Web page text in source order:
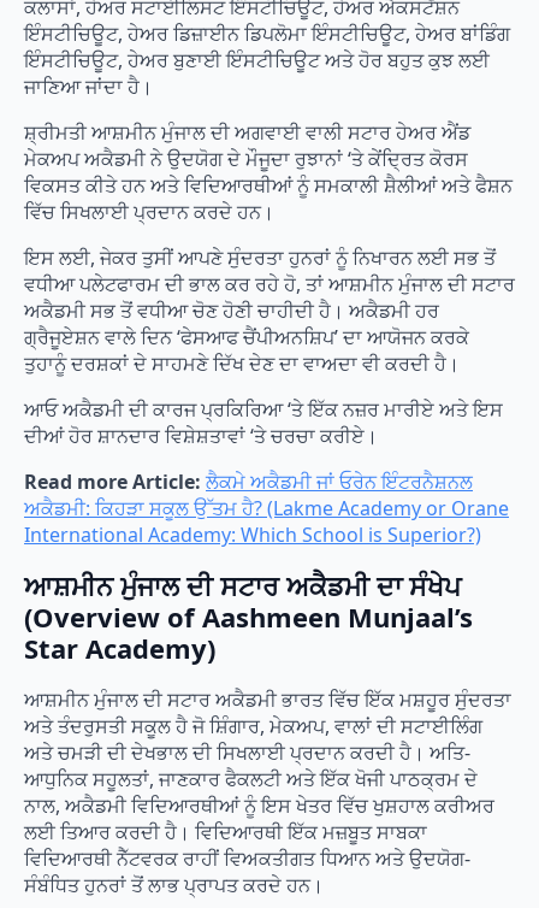
ਕਲਾਸਾਂ, ਹੇਅਰ ਸਟਾਈਲਿਸਟ ਇੰਸਟੀਚਿਊਟ, ਹੇਅਰ ਐਕਸਟੈਂਸ਼ਨ
ਇੰਸਟੀਚਿਊਟ, ਹੇਅਰ ਡਿਜ਼ਾਈਨ ਡਿਪਲੋਮਾ ਇੰਸਟੀਚਿਊਟ, ਹੇਅਰ ਬਾਂਡਿੰਗ
ਇੰਸਟੀਚਿਊਟ, ਹੇਅਰ ਬੁਣਾਈ ਇੰਸਟੀਚਿਊਟ ਅਤੇ ਹੋਰ ਬਹੁਤ ਕੁਝ ਲਈ
ਜਾਣਿਆ ਜਾਂਦਾ ਹੈ।
ਸ਼੍ਰੀਮਤੀ ਆਸ਼ਮੀਨ ਮੁੰਜਾਲ ਦੀ ਅਗਵਾਈ ਵਾਲੀ ਸਟਾਰ ਹੇਅਰ ਐਂਡ
ਮੇਕਅਪ ਅਕੈਡਮੀ ਨੇ ਉਦਯੋਗ ਦੇ ਮੌਜੂਦਾ ਰੁਝਾਨਾਂ ‘ਤੇ ਕੇਂਦ੍ਰਿਤ ਕੋਰਸ
ਵਿਕਸਤ ਕੀਤੇ ਹਨ ਅਤੇ ਵਿਦਿਆਰਥੀਆਂ ਨੂੰ ਸਮਕਾਲੀ ਸ਼ੈਲੀਆਂ ਅਤੇ ਫੈਸ਼ਨ
ਵਿੱਚ ਸਿਖਲਾਈ ਪ੍ਰਦਾਨ ਕਰਦੇ ਹਨ।
ਇਸ ਲਈ, ਜੇਕਰ ਤੁਸੀਂ ਆਪਣੇ ਸੁੰਦਰਤਾ ਹੁਨਰਾਂ ਨੂੰ ਨਿਖਾਰਨ ਲਈ ਸਭ ਤੋਂ
ਵਧੀਆ ਪਲੇਟਫਾਰਮ ਦੀ ਭਾਲ ਕਰ ਰਹੇ ਹੋ, ਤਾਂ ਆਸ਼ਮੀਨ ਮੁੰਜਾਲ ਦੀ ਸਟਾਰ
ਅਕੈਡਮੀ ਸਭ ਤੋਂ ਵਧੀਆ ਚੋਣ ਹੋਣੀ ਚਾਹੀਦੀ ਹੈ। ਅਕੈਡਮੀ ਹਰ
ਗ੍ਰੈਜੂਏਸ਼ਨ ਵਾਲੇ ਦਿਨ ‘ਫੇਸਆਫ ਚੈਂਪੀਅਨਸ਼ਿਪ’ ਦਾ ਆਯੋਜਨ ਕਰਕੇ
ਤੁਹਾਨੂੰ ਦਰਸ਼ਕਾਂ ਦੇ ਸਾਹਮਣੇ ਦਿੱਖ ਦੇਣ ਦਾ ਵਾਅਦਾ ਵੀ ਕਰਦੀ ਹੈ।
ਆਓ ਅਕੈਡਮੀ ਦੀ ਕਾਰਜ ਪ੍ਰਕਿਰਿਆ ‘ਤੇ ਇੱਕ ਨਜ਼ਰ ਮਾਰੀਏ ਅਤੇ ਇਸ
ਦੀਆਂ ਹੋਰ ਸ਼ਾਨਦਾਰ ਵਿਸ਼ੇਸ਼ਤਾਵਾਂ ‘ਤੇ ਚਰਚਾ ਕਰੀਏ।
Read more Article: ਲੈਕਮੇ ਅਕੈਡਮੀ ਜਾਂ ਓਰੇਨ ਇੰਟਰਨੈਸ਼ਨਲ
ਅਕੈਡਮੀ: ਕਿਹੜਾ ਸਕੂਲ ਉੱਤਮ ਹੈ? (Lakme Academy or Orane
International Academy: Which School is Superior?)
ਆਸ਼ਮੀਨ ਮੁੰਜਾਲ ਦੀ ਸਟਾਰ ਅਕੈਡਮੀ ਦਾ ਸੰਖੇਪ
(Overview of Aashmeen Munjaal’s
Star Academy)
ਆਸ਼ਮੀਨ ਮੁੰਜਾਲ ਦੀ ਸਟਾਰ ਅਕੈਡਮੀ ਭਾਰਤ ਵਿੱਚ ਇੱਕ ਮਸ਼ਹੂਰ ਸੁੰਦਰਤਾ
ਅਤੇ ਤੰਦਰੁਸਤੀ ਸਕੂਲ ਹੈ ਜੋ ਸ਼ਿੰਗਾਰ, ਮੇਕਅਪ, ਵਾਲਾਂ ਦੀ ਸਟਾਈਲਿੰਗ
ਅਤੇ ਚਮੜੀ ਦੀ ਦੇਖਭਾਲ ਦੀ ਸਿਖਲਾਈ ਪ੍ਰਦਾਨ ਕਰਦੀ ਹੈ। ਅਤਿ-
ਆਧੁਨਿਕ ਸਹੂਲਤਾਂ, ਜਾਣਕਾਰ ਫੈਕਲਟੀ ਅਤੇ ਇੱਕ ਖੋਜੀ ਪਾਠਕ੍ਰਮ ਦੇ
ਨਾਲ, ਅਕੈਡਮੀ ਵਿਦਿਆਰਥੀਆਂ ਨੂੰ ਇਸ ਖੇਤਰ ਵਿੱਚ ਖੁਸ਼ਹਾਲ ਕਰੀਅਰ
ਲਈ ਤਿਆਰ ਕਰਦੀ ਹੈ। ਵਿਦਿਆਰਥੀ ਇੱਕ ਮਜ਼ਬੂਤ ​​ਸਾਬਕਾ
ਵਿਦਿਆਰਥੀ ਨੈੱਟਵਰਕ ਰਾਹੀਂ ਵਿਅਕਤੀਗਤ ਧਿਆਨ ਅਤੇ ਉਦਯੋਗ-
ਸੰਬੰਧਿਤ ਹੁਨਰਾਂ ਤੋਂ ਲਾਭ ਪ੍ਰਾਪਤ ਕਰਦੇ ਹਨ।